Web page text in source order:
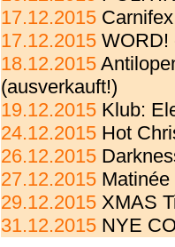
17.12.2015 Carnifex
17.12.2015 WORD!
18.12.2015
(ausverkauft!)
19.12.2015 Klub:
24.12.2015 Hot
26.12.2015
27.12.2015 Matinée
29.12.2015 XMAS
31.12.2015 NYE